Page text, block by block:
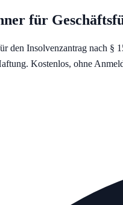
für
den Insolvenzantrag nach
Kostenlos, ohne